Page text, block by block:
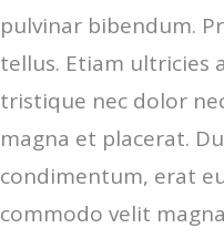
pulvinar bibendum.
tellus. Etiam ultricies
tristique nec dolor
magna et placerat.
condimentum, erat
commodo velit